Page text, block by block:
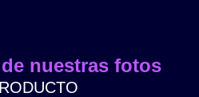
nuestras fotos